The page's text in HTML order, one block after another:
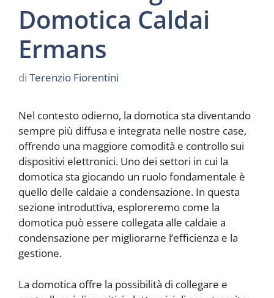
Domotica Caldai
Ermans
di Terenzio Fiorentini
Nel contesto odierno, la domotica sta diventando
sempre più diffusa e integrata nelle nostre case,
offrendo una maggiore comodità e controllo sui
dispositivi elettronici. Uno dei settori in cui la
domotica sta giocando un ruolo fondamentale è
quello delle caldaie a condensazione. In questa
sezione introduttiva, esploreremo come la
domotica può essere collegata alle caldaie a
condensazione per migliorarne l’efficienza e la
gestione.
La domotica offre la possibilità di collegare e